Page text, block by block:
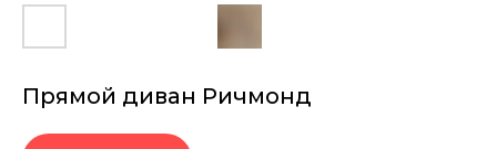
Прямой диван Ричмонд